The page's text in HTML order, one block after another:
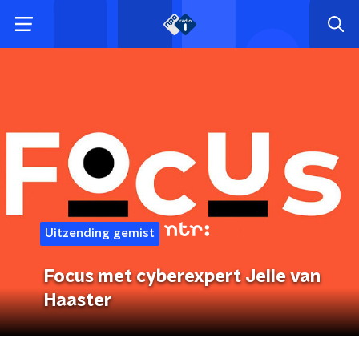
Uitzending gemist
Focus met cyberexpert Jelle van
Haaster